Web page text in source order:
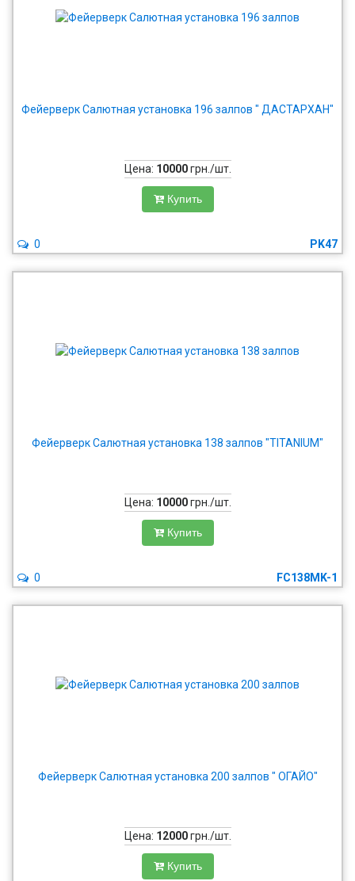
Фейерверк Салютная установка 196 залпов " ДАСТАРХАН"
Цена: 10000грн./шт.
Купить
PK47
0
Фейерверк Салютная установка 138 залпов "TITANIUM"
Цена: 10000грн./шт.
Купить
FC138MK-1
0
Фейерверк Салютная установка 200 залпов " ОГАЙО"
Цена: 12000грн./шт.
Купить